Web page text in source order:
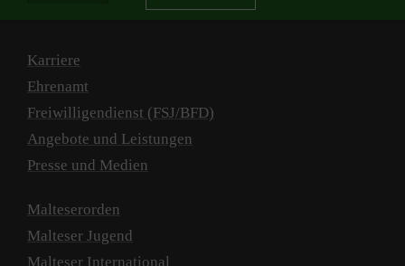
Karriere
Ehrenamt
Freiwilligendienst (FSJ/BFD)
Angebote und Leistungen
Presse und Medien
Malteserorden
Malteser Jugend
Malteser International